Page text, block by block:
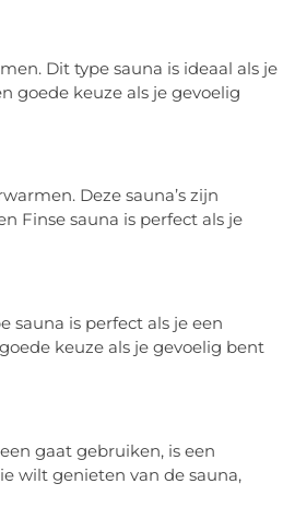
Dit type sauna is ideaal als je
goede keuze als je gevoelig
Deze sauna’s zijn
Finse sauna is perfect als je
sauna is perfect als je een
keuze als je gevoelig bent
gaat gebruiken, is een
wilt genieten van de sauna,